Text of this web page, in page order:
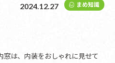
2024.12.27 まめ知識
窓は、内装をおしゃれに見せて